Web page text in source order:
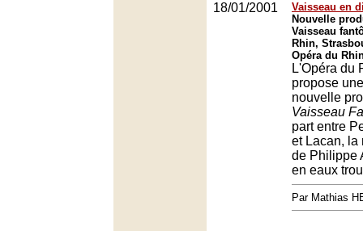
18/01/2001
Vaisseau en
Nouvelle
Vaisseau
Rhin,
Opéra du
L'Opéra du
propose une
nouvelle
Vaisseau
part entre
et Lacan, la
de Philippe
en eaux
Par Mathias